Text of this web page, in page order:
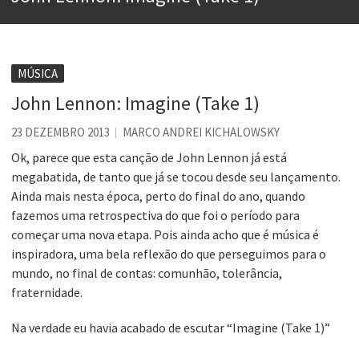
Os causos de Jorge Luis Borges
Se queres salvar o mundo, o veganismo não é a resposta
Tem que filmar isso daí
A construção da urbanidade
Aprender a fracassar é o segredo do sucesso
MÚSICA
John Lennon: Imagine (Take 1)
23 DEZEMBRO 2013 MARCO ANDREI KICHALOWSKY
Ok, parece que esta canção de John Lennon já está
megabatida, de tanto que já se tocou desde seu lançamento.
Ainda mais nesta época, perto do final do ano, quando
fazemos uma retrospectiva do que foi o período para
começar uma nova etapa. Pois ainda acho que é música é
inspiradora, uma bela reflexão do que perseguimos para o
mundo, no final de contas: comunhão, tolerância,
fraternidade.
Na verdade eu havia acabado de escutar “Imagine (Take 1)”